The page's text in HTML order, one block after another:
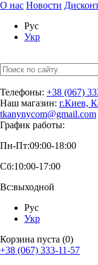
О нас Новости
Рус
Укр
Телефоны: +38 (067)
Наш магазин: г.Киев,
tkanynycom@gmail.com
График работы:
Пн-Пт:09:00-18:00
Сб:10:00-17:00
Вс:выходной
Рус
Укр
Корзина пуста (0)
+38 (067) 333-11-57